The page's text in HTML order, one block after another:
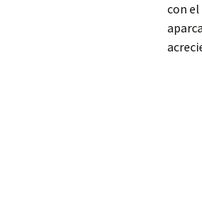
con el